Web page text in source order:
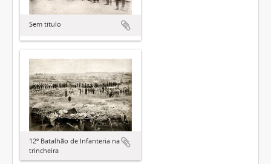
Sem título
12º Batalhão de Infanteria na
trincheira